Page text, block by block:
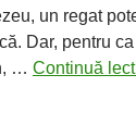
un regat
Dar, pentru ca
… Continuă